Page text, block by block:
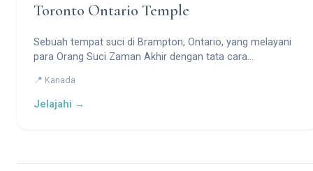
Toronto Ontario Temple
Sebuah tempat suci di Brampton, Ontario, yang melayani
para Orang Suci Zaman Akhir dengan tata cara
📍 Kanada
Jelajahi →